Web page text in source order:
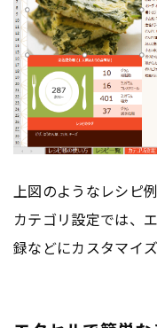
上図のようなレシピ例
カテゴリ設定では、
録などにカスタマイ